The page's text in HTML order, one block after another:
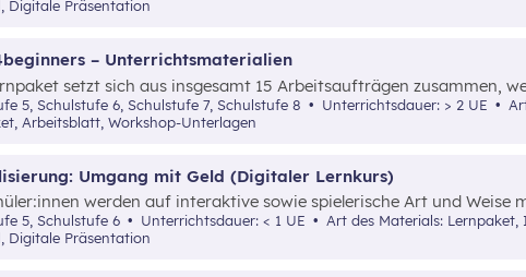
Digitale Präsentation
– Unterrichtsmaterialien
setzt sich aus insgesamt 15 Arbeitsaufträgen zusammen,
auf kreative, spielerische sowie angewandte Art und Weise
über die Börse und Geldveranlagung vermittelt.
Schulstufe 5, Schulstufe 6, Schulstufe 7, Schulstufe 8 Unterrichtsdauer: > 2 UE
Arbeitsblatt, Workshop-Unterlagen
Umgang mit Geld (Digitaler Lernkurs)
werden auf interaktive sowie spielerische Art und Weise
vertraut gemacht, digitale Tools als Hilfsmittel anzuwenden, um
über die eigenen Einnahmen und Ausgaben zu bekommen.
Schulstufe 5, Schulstufe 6 Unterrichtsdauer: < 1 UE
Digitale Präsentation